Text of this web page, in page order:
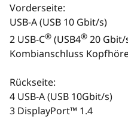
Vorderseite:
USB-A (USB 10 Gbit/s)
2 USB-C® (USB4® 20
Kombianschluss
Rückseite:
4 USB-A (USB 10Gbit/s)
3 DisplayPort™ 1.4